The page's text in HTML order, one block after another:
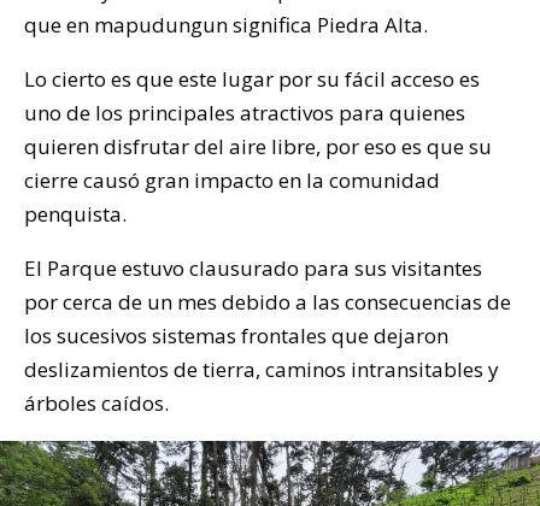
que en mapudungun significa Piedra Alta.
Lo cierto es que este lugar por su fácil acceso es
uno de los principales atractivos para quienes
quieren disfrutar del aire libre, por eso es que su
cierre causó gran impacto en la comunidad
penquista.
El Parque estuvo clausurado para sus visitantes
por cerca de un mes debido a las consecuencias de
los sucesivos sistemas frontales que dejaron
deslizamientos de tierra, caminos intransitables y
árboles caídos.